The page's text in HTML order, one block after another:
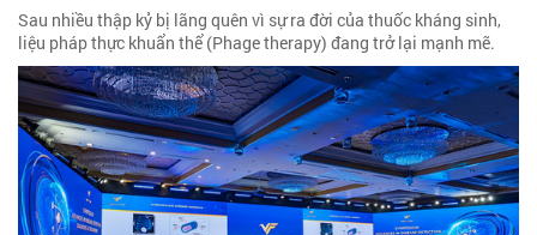
Sau nhiều thập kỷ bị lãng quên vì sự ra đời của thuốc kháng sinh,
liệu pháp thực khuẩn thể (Phage therapy) đang trở lại mạnh mẽ.